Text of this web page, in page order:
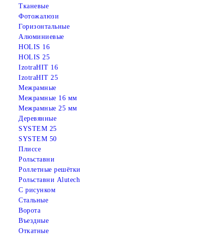
Тканевые
Фотожалюзи
Горизонтальные
Алюминиевые
HOLIS 16
HOLIS 25
IzotraHIT 16
IzotraHIT 25
Межрамные
Межрамные 16 мм
Межрамные 25 мм
Деревянные
SYSTEM 25
SYSTEM 50
Плиссе
Рольставни
Роллетные решётки
Рольставни Alutech
С рисунком
Стальные
Ворота
Въездные
Откатные